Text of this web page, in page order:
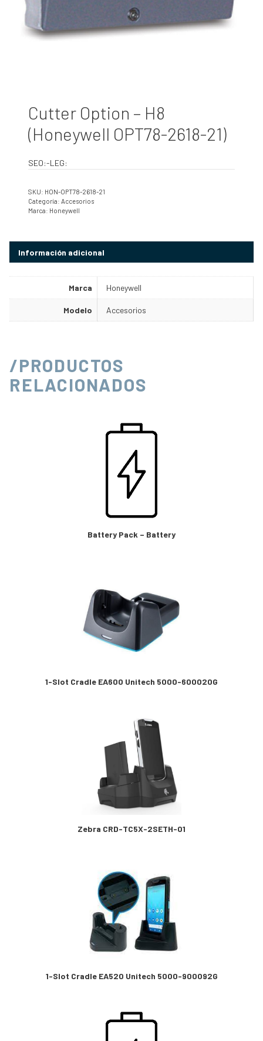
Cutter Option – H8
(Honeywell OPT78-2618-21)
SEO:-LEG:
SKU: HON-OPT78-2618-21
Categoría: Accesorios
Marca: Honeywell
Información adicional
Marca Honeywell
Modelo Accesorios
/PRODUCTOS
RELACIONADOS
Battery Pack – Battery
1-Slot Cradle EA600 Unitech 5000-600020G
Zebra CRD-TC5X-2SETH-01
1-Slot Cradle EA520 Unitech 5000-900092G